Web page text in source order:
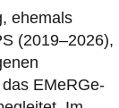
ehemals
(2019–2026),
EMeRGe-